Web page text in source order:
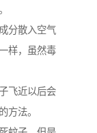
分散入空气
样，虽然毒
飞近以后会
方法。